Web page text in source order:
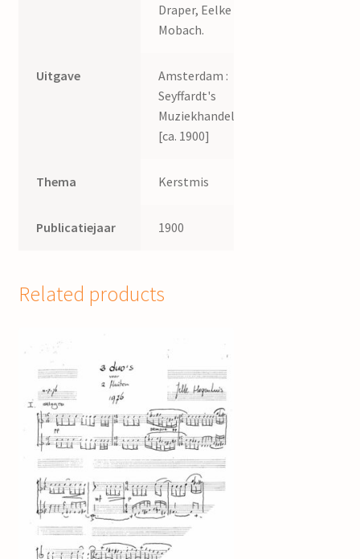
Draper, Eelke
Mobach.
Uitgave
Amsterdam :
Seyffardt's
Muziekhandel,
[ca. 1900]
Thema Kerstmis
Publicatiejaar 1900
Related products